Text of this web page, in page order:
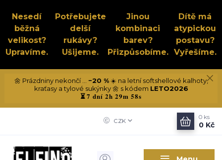
Nesedí
běžná
velikost?
Upravíme.
Potřebujete
delší
rukávy?
Ušijeme.
Jinou
kombinaci
barev?
Přizpůsobíme.
Dítě má
atypickou
postavu?
Vyřešíme.
🌼 Prázdniny nekončí ... −20 %☀️ na letní softshellové kalhoty,
kraťasy a tylové sukýnky 🌼 s kódem LETO2026
⏳7 dní 2h 29m 57s
CZK
0 ks
0 Kč